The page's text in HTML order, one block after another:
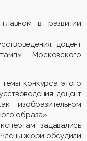
в развитии
доцент
Московского
конкурса этого
доцент
изобразительном
образа».
задавались
Члены жюри обсудили